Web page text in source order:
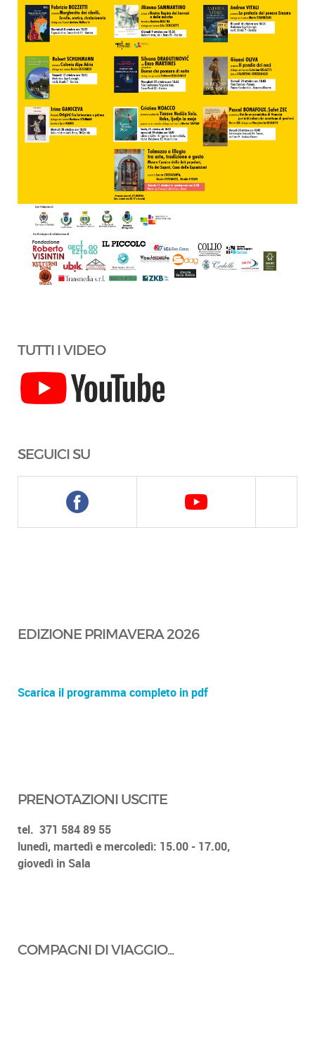
TUTTI I VIDEO
SEGUICI SU
EDIZIONE PRIMAVERA 2026
Scarica il programma completo in pdf
PRENOTAZIONI USCITE
tel. 371 584 89 55
lunedì, martedì e mercoledì: 15.00 - 17.00,
giovedì in Sala
COMPAGNI DI VIAGGIO...